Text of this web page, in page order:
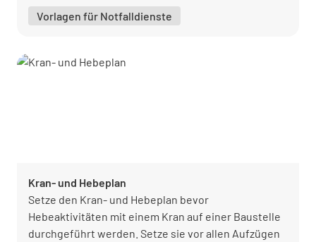
Vorlagen für Notfalldienste
Kran- und Hebeplan
Setze den Kran- und Hebeplan bevor
Hebeaktivitäten mit einem Kran auf einer Baustelle
durchgeführt werden. Setze sie vor allen Aufzügen